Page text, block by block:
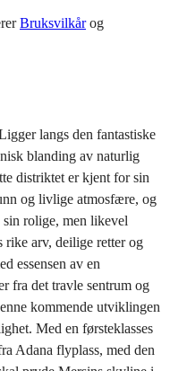
Bruksvilkårog
langs den fantastiske
blanding av naturlig
distriktet er kjent for sin
og livlige atmosfære, og
sin rolige, men likevel
arv, deilige retter og
essensen av en
fra det travle sentrum og
kommende utviklingen
Med en førsteklasses
Adana flyplass, med den